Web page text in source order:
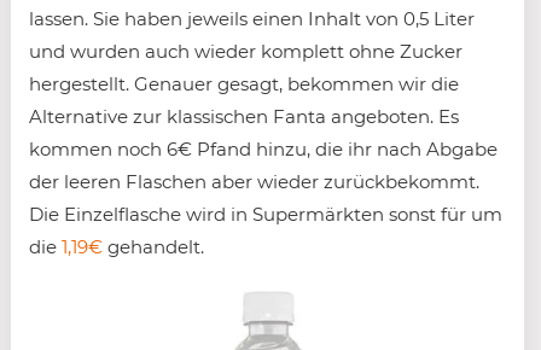
lassen. Sie haben jeweils einen Inhalt von 0,5 Liter
und wurden auch wieder komplett ohne Zucker
hergestellt. Genauer gesagt, bekommen wir die
Alternative zur klassischen Fanta angeboten. Es
kommen noch 6€ Pfand hinzu, die ihr nach Abgabe
der leeren Flaschen aber wieder zurückbekommt.
Die Einzelflasche wird in Supermärkten sonst für um
die 1,19€ gehandelt.